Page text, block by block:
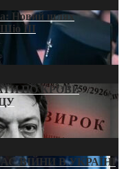
Новий шлях
Шіо III
ПО КРОВІ:
ВІЙНИ В УКРАЇНІ